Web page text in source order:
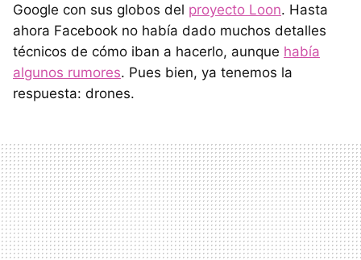
Google con sus globos del proyecto Loon. Hasta
ahora Facebook no había dado muchos detalles
técnicos de cómo iban a hacerlo, aunque había
algunos rumores. Pues bien, ya tenemos la
respuesta: drones.